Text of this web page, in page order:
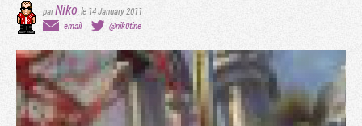
parNiko,le 14 January 2011
email
@nik0tine